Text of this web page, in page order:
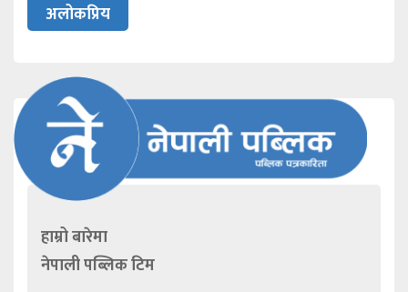
अलोकप्रिय
हाम्रो बारेमा
नेपाली पब्लिक टिम